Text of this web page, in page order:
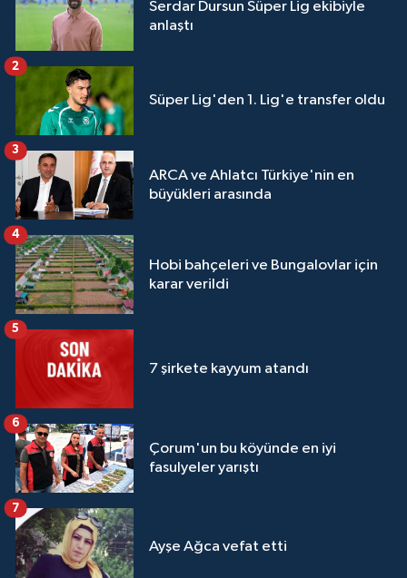
Serdar Dursun Süper Lig ekibiyle
anlaştı
Süper Lig'den 1. Lig'e transfer oldu
2
ARCA ve Ahlatcı Türkiye'nin en
büyükleri arasında
3
Hobi bahçeleri ve Bungalovlar için
karar verildi
4
7 şirkete kayyum atandı
5
Çorum'un bu köyünde en iyi
fasulyeler yarıştı
6
Ayşe Ağca vefat etti
7